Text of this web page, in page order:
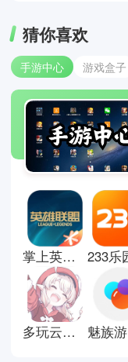
猜你喜欢
手游中心 游戏盒子
掌上英雄联盟安卓版
多玩云游戏平台